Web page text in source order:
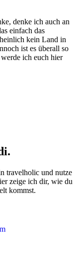
denke ich auch an
einfach das
kein Land in
ist es überall so
ich euch hier
travelholic und nutze
zeige ich dir, wie du
kommst.